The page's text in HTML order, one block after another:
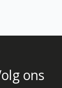
ons